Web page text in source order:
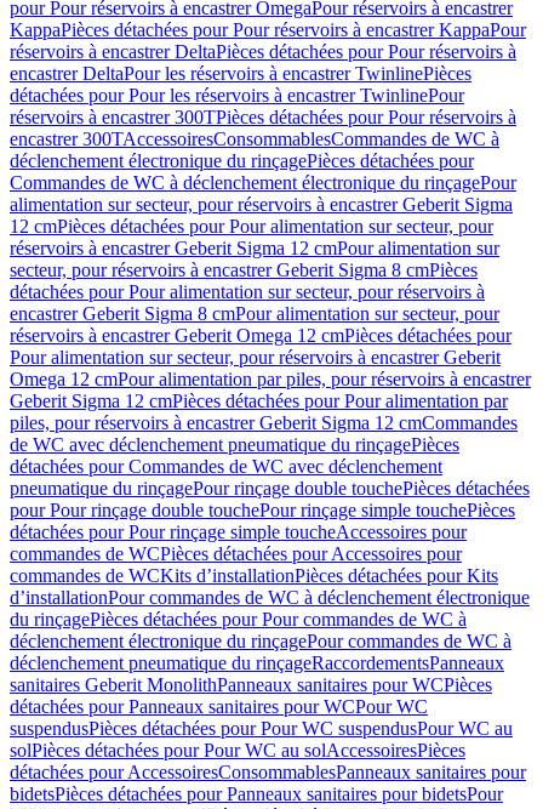
pour Pour réservoirs à encastrer OmegaPour réservoirs à encastrer
KappaPièces détachées pour Pour réservoirs à encastrer KappaPour
réservoirs à encastrer DeltaPièces détachées pour Pour réservoirs à
encastrer DeltaPour les réservoirs à encastrer TwinlinePièces
détachées pour Pour les réservoirs à encastrer TwinlinePour
réservoirs à encastrer 300TPièces détachées pour Pour réservoirs à
encastrer 300TAccessoiresConsommablesCommandes de WC à
déclenchement électronique du rinçagePièces détachées pour
Commandes de WC à déclenchement électronique du rinçagePour
alimentation sur secteur, pour réservoirs à encastrer Geberit Sigma
12 cmPièces détachées pour Pour alimentation sur secteur, pour
réservoirs à encastrer Geberit Sigma 12 cmPour alimentation sur
secteur, pour réservoirs à encastrer Geberit Sigma 8 cmPièces
détachées pour Pour alimentation sur secteur, pour réservoirs à
encastrer Geberit Sigma 8 cmPour alimentation sur secteur, pour
réservoirs à encastrer Geberit Omega 12 cmPièces détachées pour
Pour alimentation sur secteur, pour réservoirs à encastrer Geberit
Omega 12 cmPour alimentation par piles, pour réservoirs à encastrer
Geberit Sigma 12 cmPièces détachées pour Pour alimentation par
piles, pour réservoirs à encastrer Geberit Sigma 12 cmCommandes
de WC avec déclenchement pneumatique du rinçagePièces
détachées pour Commandes de WC avec déclenchement
pneumatique du rinçagePour rinçage double touchePièces détachées
pour Pour rinçage double touchePour rinçage simple touchePièces
détachées pour Pour rinçage simple toucheAccessoires pour
commandes de WCPièces détachées pour Accessoires pour
commandes de WCKits d’installationPièces détachées pour Kits
d’installationPour commandes de WC à déclenchement électronique
du rinçagePièces détachées pour Pour commandes de WC à
déclenchement électronique du rinçagePour commandes de WC à
déclenchement pneumatique du rinçageRaccordementsPanneaux
sanitaires Geberit MonolithPanneaux sanitaires pour WCPièces
détachées pour Panneaux sanitaires pour WCPour WC
suspendusPièces détachées pour Pour WC suspendusPour WC au
solPièces détachées pour Pour WC au solAccessoiresPièces
détachées pour AccessoiresConsommablesPanneaux sanitaires pour
bidetsPièces détachées pour Panneaux sanitaires pour bidetsPour